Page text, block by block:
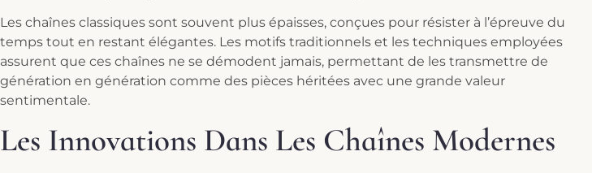
Les chaînes classiques sont souvent plus épaisses, conçues pour résister à l’épreuve du
temps tout en restant élégantes. Les motifs traditionnels et les techniques employées
assurent que ces chaînes ne se démodent jamais, permettant de les transmettre de
génération en génération comme des pièces héritées avec une grande valeur
sentimentale.
Les Innovations Dans Les Chaînes Modernes